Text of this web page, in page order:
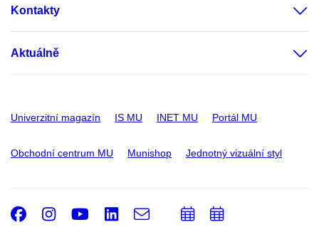
Kontakty
Aktuálně
Univerzitní magazín IS MU INET MU Portál MU
Obchodní centrum MU Munishop Jednotný vizuální styl
Facebook
Instagram
Youtube
LinkedIn
e-
PřidatPřidat